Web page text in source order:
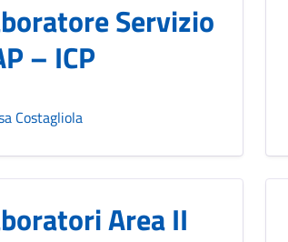
Servizio
– ICP
Costagliola
Area II